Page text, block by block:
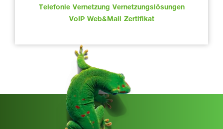
Telefonie Vernetzung Vernetzungslösungen
VoIP Web&Mail Zertifikat